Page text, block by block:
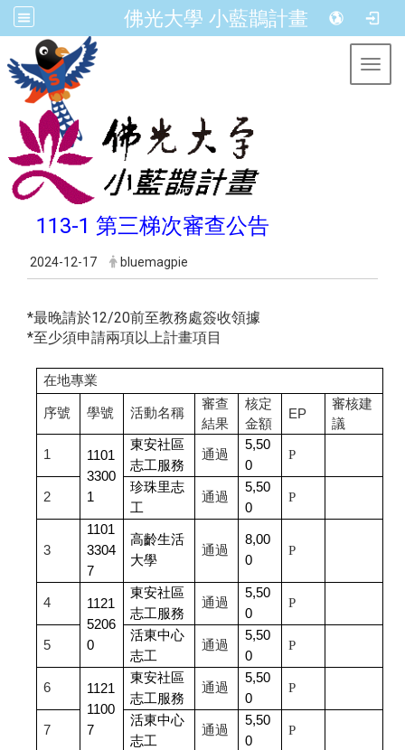
佛光大學 小藍鵲計畫
113-1 第三梯次審查公告
2024-12-17 bluemagpie
*最晚請於12/20前至教務處簽收領據
*至少須申請兩項以上計畫項目
在地專業
序號 學號 活動名稱
審查
結果
核定
金額
EP
審核建
議
1
1101
3300
1
東安社區
志工服務
通過
5,50
0
P
2
珍珠里志
工
通過
5,50
0
P
3
1101
3304
7
高齡生活
大學
通過
8,00
0
P
4
1121
5206
0
東安社區
志工服務
通過
5,50
0
P
5
活東中心
志工
通過
5,50
0
P
6
1121
1100
7
東安社區
志工服務
通過
5,50
0
P
7
活東中心
志工
通過
5,50
0
P